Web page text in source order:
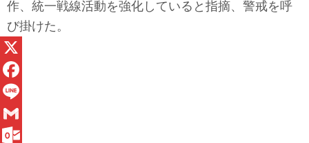
作、統一戦線活動を強化していると指摘、警戒を呼
び掛けた。
X
F
a
c
L
G